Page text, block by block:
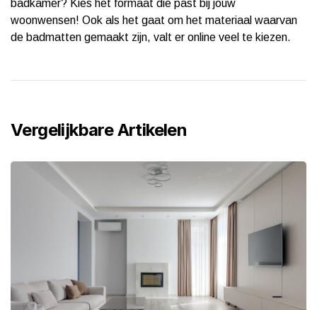
badkamer? Kies het formaat die past bij jouw
woonwensen! Ook als het gaat om het materiaal waarvan
de badmatten gemaakt zijn, valt er online veel te kiezen.
Vergelijkbare Artikelen